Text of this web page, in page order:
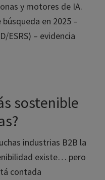
y motores de IA.
en 2025 –
ESRS) – evidencia
sostenible
industrias B2B la
existe… pero
contada